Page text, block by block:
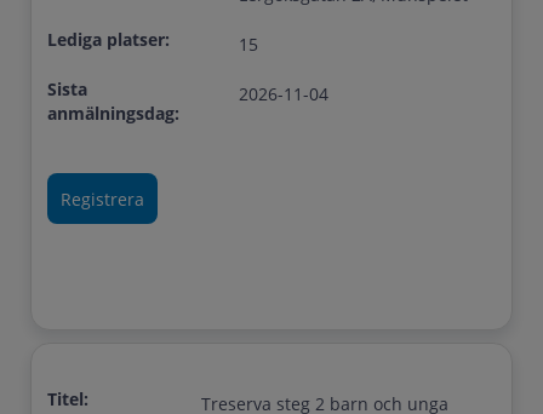
Lediga platser:
15
Sista
anmälningsdag:
2026-11-04
Titel:
Treserva steg 2 barn och unga